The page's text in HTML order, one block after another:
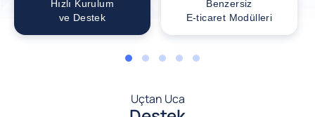
Hızlı Kurulum
ve Destek
Benzersiz
E-ticaret Modülleri
1 2 3 4 5
Uçtan Uca